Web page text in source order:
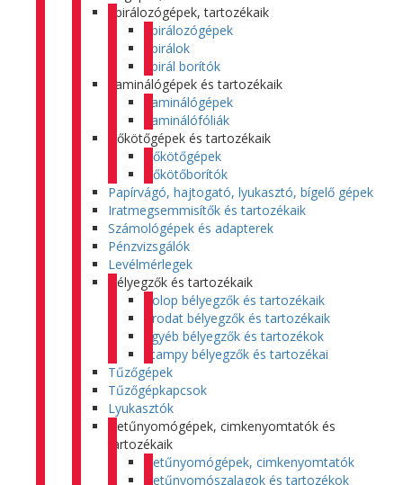
Spirálozógépek, tartozékaik
Spirálozógépek
Spirálok
Spirál borítók
Laminálógépek és tartozékaik
Laminálógépek
Laminálófóliák
Hőkötőgépek és tartozékaik
Hőkötőgépek
Hőkötőborítók
Papírvágó, hajtogató, lyukasztó, bígelő gépek
Iratmegsemmisítők és tartozékaik
Számológépek és adapterek
Pénzvizsgálók
Levélmérlegek
Bélyegzők és tartozékaik
Colop bélyegzők és tartozékaik
Trodat bélyegzők és tartozékaik
Egyéb bélyegzők és tartozékok
Stampy bélyegzők és tartozékai
Tűzőgépek
Tűzőgépkapcsok
Lyukasztók
Betűnyomógépek, cimkenyomtatók és
tartozékaik
Betűnyomógépek, cimkenyomtatók
Betűnyomószalagok és tartozékok